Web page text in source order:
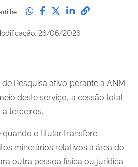
Compartilhe no
Compartilhe no
Compartilhe no
Compartilhe
26/06/2026
Pesquisa ativo perante a ANM
deste serviço, a cessão total
terceiros.
o titular transfere
minerários relativos à área do
outra pessoa física ou jurídica.